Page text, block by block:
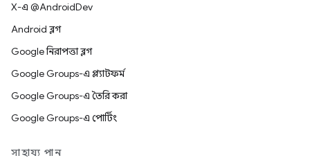
X-এ @AndroidDev
Android ব্লগ
Google নিরাপত্তা ব্লগ
Google Groups-এ প্ল্যাটফর্ম
Google Groups-এ তৈরি করা
Google Groups-এ পোর্টিং
সাহায্য পান